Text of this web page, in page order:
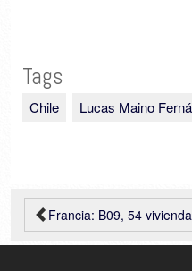
Tags
Chile Lucas Maino
Francia: B09, 54 viviendas sociales en Burdeos –